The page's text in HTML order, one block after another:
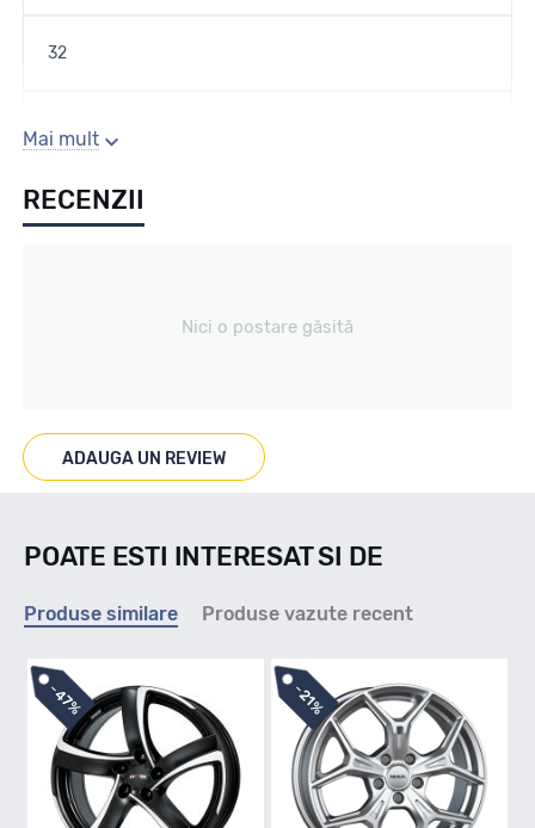
32
Gaura centrala
65.1
Se poate cumpara doar la set de 4 buc! Kit montaj GRATUIT
in caz ca este nevoie!
Mai mult
RECENZII
Nici o postare găsită
ADAUGA UN REVIEW
POATE ESTI INTERESAT SI DE
Produse similare Produse vazute recent
-47% -21%